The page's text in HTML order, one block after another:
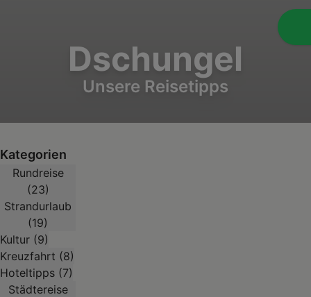
Dschungel
Unsere Reisetipps
Kategorien
Rundreise
(23)
Strandurlaub
(19)
Kultur (9)
Kreuzfahrt (8)
Hoteltipps (7)
Städtereise